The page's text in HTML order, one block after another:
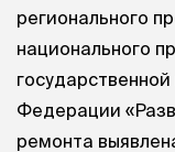
регионального
национального
Федерации
ремонта